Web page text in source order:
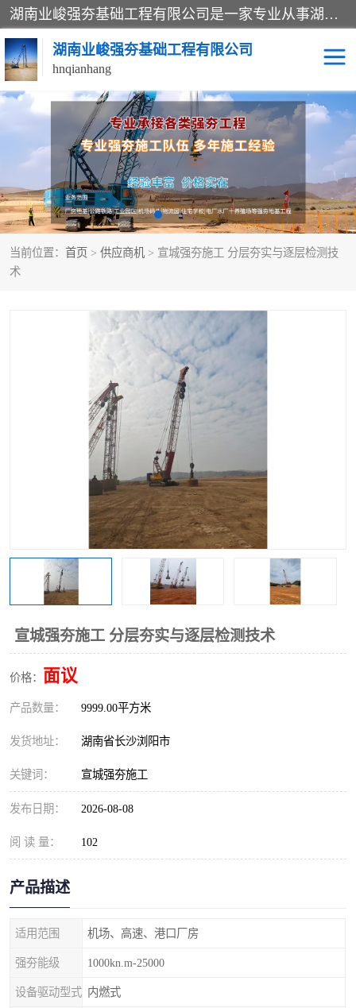
湖南业峻强夯基础工程有限公司是一家专业从事湖南强夯基础工程、强夯机租赁，地基处理的施工单位。业务覆盖：湖南、广东，江西等地。可承接1000KN.m-25000KN.m强夯（置换）工程。公司创始人是国内较早期从事强夯施工的建设者，经过多年的一步一个脚印的发展，在行业内具有较高的度和良好的口碑。
湖南业峻强夯基础工程有限公司
hnqianhang
当前位置： 首页 > 供应商机 > 宣城强夯施工 分层夯实与逐层检测技
术
宣城强夯施工 分层夯实与逐层检测技术
价格： 面议
产品数量： 9999.00平方米
发货地址： 湖南省长沙浏阳市
关键词： 宣城强夯施工
发布日期： 2026-08-08
阅 读 量： 102
产品描述
适用范围 机场、高速、港口厂房
强夯能级 1000kn.m-25000
设备驱动型式 内燃式
强夯施工案例 强夯机租赁
强夯施工工程 强夯施工队伍
强夯队伍